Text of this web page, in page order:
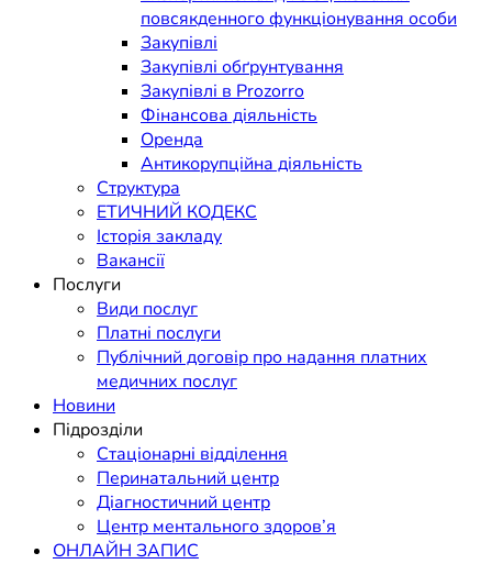
повсякденного функціонування особи
Закупівлі
Закупівлі обґрунтування
Закупівлі в Prozorro
Фінансова діяльність
Оренда
Антикорупційна діяльність
Структура
ЕТИЧНИЙ КОДЕКС
Історія закладу
Вакансії
Послуги
Види послуг
Платні послуги
Публічний договір про надання платних
медичних послуг
Новини
Підрозділи
Стаціонарні відділення
Перинатальний центр
Діагностичний центр
Центр ментального здоров’я
ОНЛАЙН ЗАПИС